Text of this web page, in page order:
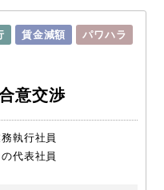
賃金減額 パワハラ
意交渉
執行社員
代表社員